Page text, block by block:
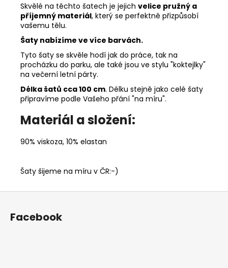
Skvělé na těchto šatech je jejich velice pružný a
příjemný materiál, který se perfektně přizpůsobí
vašemu tělu.
Šaty nabízíme ve více barvách.
Tyto šaty se skvěle hodí jak do práce, tak na
procházku do parku, ale také jsou ve stylu "koktejlky"
na večerní letní párty.
Délka šatů cca 100 cm. Délku stejně jako celé šaty
připravíme podle Vašeho přání "na míru".
Materiál a složení:
90% viskoza, 10% elastan
Šaty šijeme na míru v ČR:-)
Facebook